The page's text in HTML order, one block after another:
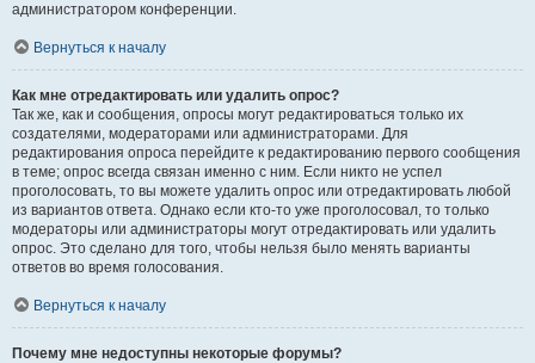
администратором конференции.
Вернуться к началу
Как мне отредактировать или удалить опрос?
Так же, как и сообщения, опросы могут редактироваться только их
создателями, модераторами или администраторами. Для
редактирования опроса перейдите к редактированию первого сообщения
в теме; опрос всегда связан именно с ним. Если никто не успел
проголосовать, то вы можете удалить опрос или отредактировать любой
из вариантов ответа. Однако если кто-то уже проголосовал, то только
модераторы или администраторы могут отредактировать или удалить
опрос. Это сделано для того, чтобы нельзя было менять варианты
ответов во время голосования.
Вернуться к началу
Почему мне недоступны некоторые форумы?